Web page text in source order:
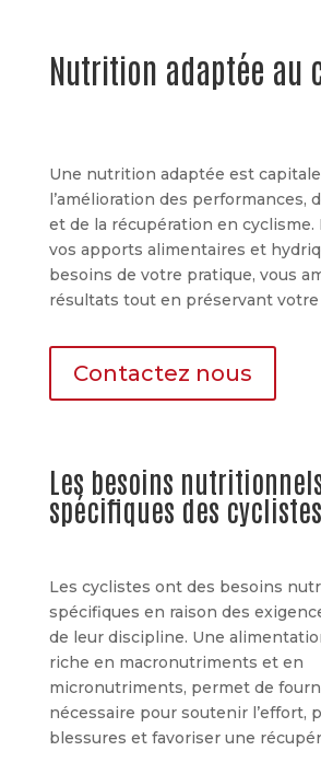
Nutrition adaptée au
Une nutrition adaptée est
l’amélioration des performances,
et de la récupération en cyclisme.
vos apports alimentaires et
besoins de votre pratique, vous
résultats tout en préservant votre
Contactez nous
Les besoins
spécifiques des cyclistes
Les cyclistes ont des besoins
spécifiques en raison des
de leur discipline. Une
riche en macronutriments et en
micronutriments, permet de
nécessaire pour soutenir l’effort,
blessures et favoriser une